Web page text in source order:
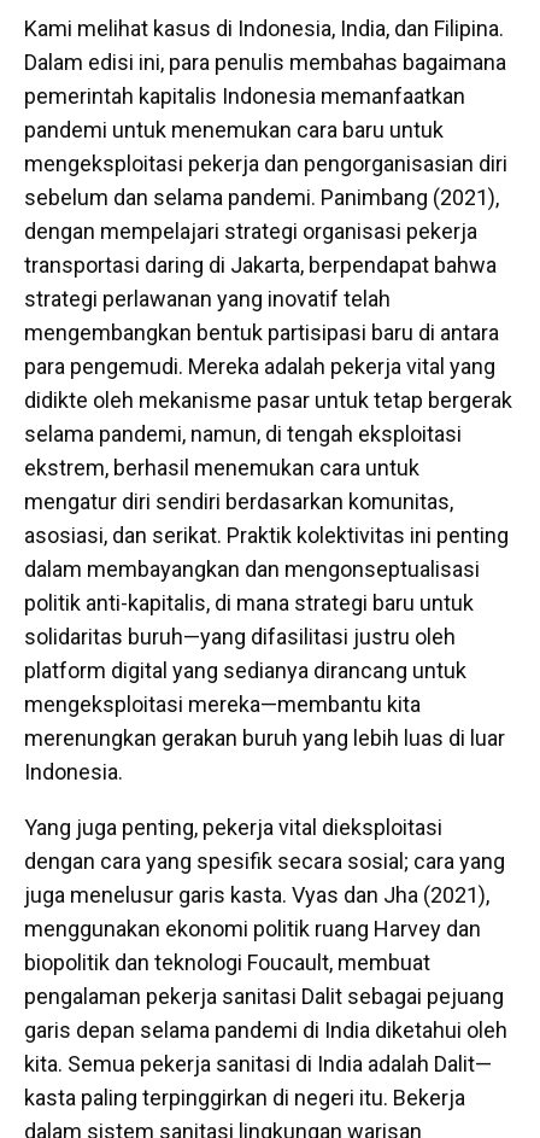
Kami melihat kasus di Indonesia, India, dan Filipina.
Dalam edisi ini, para penulis membahas bagaimana
pemerintah kapitalis Indonesia memanfaatkan
pandemi untuk menemukan cara baru untuk
mengeksploitasi pekerja dan pengorganisasian diri
sebelum dan selama pandemi. Panimbang (2021),
dengan mempelajari strategi organisasi pekerja
transportasi daring di Jakarta, berpendapat bahwa
strategi perlawanan yang inovatif telah
mengembangkan bentuk partisipasi baru di antara
para pengemudi. Mereka adalah pekerja vital yang
didikte oleh mekanisme pasar untuk tetap bergerak
selama pandemi, namun, di tengah eksploitasi
ekstrem, berhasil menemukan cara untuk
mengatur diri sendiri berdasarkan komunitas,
asosiasi, dan serikat. Praktik kolektivitas ini penting
dalam membayangkan dan mengonseptualisasi
politik anti-kapitalis, di mana strategi baru untuk
solidaritas buruh—yang difasilitasi justru oleh
platform digital yang sedianya dirancang untuk
mengeksploitasi mereka—membantu kita
merenungkan gerakan buruh yang lebih luas di luar
Indonesia.
Yang juga penting, pekerja vital dieksploitasi
dengan cara yang spesifik secara sosial; cara yang
juga menelusur garis kasta. Vyas dan Jha (2021),
menggunakan ekonomi politik ruang Harvey dan
biopolitik dan teknologi Foucault, membuat
pengalaman pekerja sanitasi Dalit sebagai pejuang
garis depan selama pandemi di India diketahui oleh
kita. Semua pekerja sanitasi di India adalah Dalit—
kasta paling terpinggirkan di negeri itu. Bekerja
dalam sistem sanitasi lingkungan warisan